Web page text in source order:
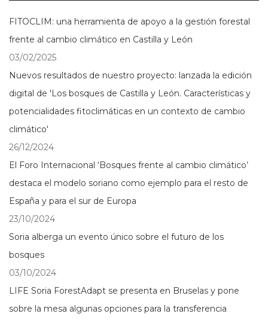
FITOCLIM: una herramienta de apoyo a la gestión forestal
frente al cambio climático en Castilla y León
03/02/2025
Nuevos resultados de nuestro proyecto: lanzada la edición
digital de 'Los bosques de Castilla y León. Características y
potencialidades fitoclimáticas en un contexto de cambio
climático'
26/12/2024
El Foro Internacional ‘Bosques frente al cambio climático’
destaca el modelo soriano como ejemplo para el resto de
España y para el sur de Europa
23/10/2024
Soria alberga un evento único sobre el futuro de los
bosques
03/10/2024
LIFE Soria ForestAdapt se presenta en Bruselas y pone
sobre la mesa algunas opciones para la transferencia